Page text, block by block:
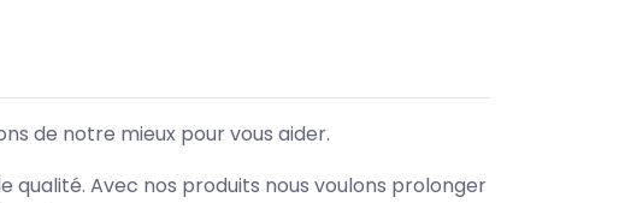
de notre mieux pour vous aider.
qualité. Avec nos produits nous voulons prolonger